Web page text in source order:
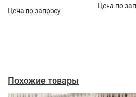
Цена по запросу
Цена по
Похожие товары